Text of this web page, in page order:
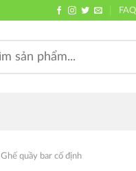
FAQ
Ghế quầy bar cố định